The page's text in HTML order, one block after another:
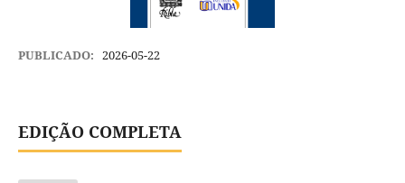
PUBLICADO: 2026-05-22
EDIÇÃO COMPLETA